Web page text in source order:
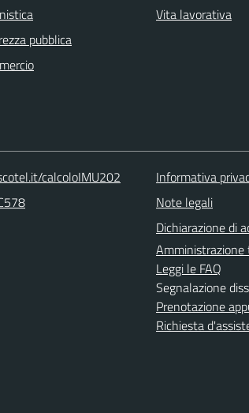
pubblica
Vita lavorativa
calcoloIMU202
Informativa
Note legali
Dichiarazione di
Leggi le FAQ
Segnalazione
Prenotazione
Richiesta